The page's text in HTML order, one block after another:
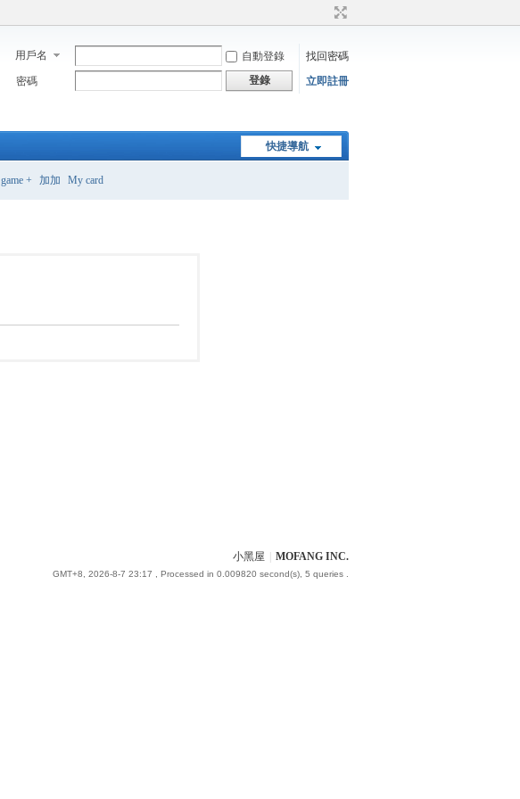
用戶名 自動登錄
找回密碼
密碼
登錄 立即註冊
快捷導航
game + 加加 My card
小黑屋 MOFANG INC.
GMT+8, 2026-8-7 23:17 , Processed in 0.009820 second(s), 5 queries .